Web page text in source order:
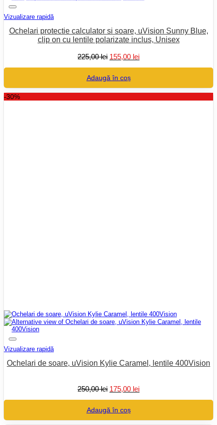
Vizualizare rapidă
Ochelari protectie calculator si soare, uVision Sunny Blue,
clip on cu lentile polarizate inclus, Unisex
225,00lei Prețul
fost:
225,00 lei.
155,00 leiPrețul
Adaugă în coș
-30%
Vizualizare rapidă
Ochelari de soare, uVision Kylie Caramel, lentile 400Vision
250,00lei Prețul
fost:
250,00 lei.
175,00 leiPrețul
Adaugă în coș